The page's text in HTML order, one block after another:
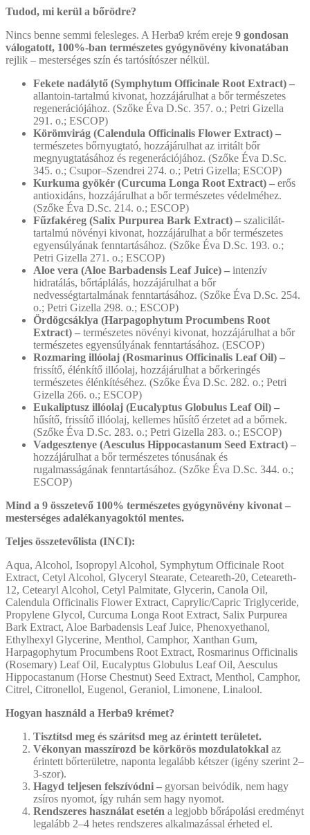
Tudod, mi kerül a bőrödre?
Nincs benne semmi felesleges. A Herba9 krém ereje 9 gondosan
válogatott, 100%-ban természetes gyógynövény kivonatában
rejlik – mesterséges szín és tartósítószer nélkül.
Fekete nadálytő (Symphytum Officinale Root Extract) –
allantoin-tartalmú kivonat, hozzájárulhat a bőr természetes
regenerációjához. (Szőke Éva D.Sc. 357. o.; Petri Gizella
291. o.; ESCOP)
Körömvirág (Calendula Officinalis Flower Extract) –
természetes bőrnyugtató, hozzájárulhat az irritált bőr
megnyugtatásához és regenerációjához. (Szőke Éva D.Sc.
345. o.; Csupor–Szendrei 274. o.; Petri Gizella; ESCOP)
Kurkuma gyökér (Curcuma Longa Root Extract) – erős
antioxidáns, hozzájárulhat a bőr természetes védelméhez.
(Szőke Éva D.Sc. 214. o.; ESCOP)
Fűzfakéreg (Salix Purpurea Bark Extract) – szalicilát-
tartalmú növényi kivonat, hozzájárulhat a bőr természetes
egyensúlyának fenntartásához. (Szőke Éva D.Sc. 193. o.;
Petri Gizella 271. o.; ESCOP)
Aloe vera (Aloe Barbadensis Leaf Juice) – intenzív
hidratálás, bőrtáplálás, hozzájárulhat a bőr
nedvességtartalmának fenntartásához. (Szőke Éva D.Sc. 254.
o.; Petri Gizella 298. o.; ESCOP)
Ördögcsáklya (Harpagophytum Procumbens Root
Extract) – természetes növényi kivonat, hozzájárulhat a bőr
természetes egyensúlyának fenntartásához. (ESCOP)
Rozmaring illóolaj (Rosmarinus Officinalis Leaf Oil) –
frissítő, élénkítő illóolaj, hozzájárulhat a bőrkeringés
természetes élénkítéséhez. (Szőke Éva D.Sc. 282. o.; Petri
Gizella 266. o.; ESCOP)
Eukaliptusz illóolaj (Eucalyptus Globulus Leaf Oil) –
hűsítő, frissítő illóolaj, kellemes hűsítő érzetet ad a bőrnek.
(Szőke Éva D.Sc. 283. o.; Petri Gizella 283. o.; ESCOP)
Vadgesztenye (Aesculus Hippocastanum Seed Extract) –
hozzájárulhat a bőr természetes tónusának és
rugalmasságának fenntartásához. (Szőke Éva D.Sc. 344. o.;
ESCOP)
Mind a 9 összetevő 100% természetes gyógynövény kivonat –
mesterséges adalékanyagoktól mentes.
Teljes összetevőlista (INCI):
Aqua, Alcohol, Isopropyl Alcohol, Symphytum Officinale Root
Extract, Cetyl Alcohol, Glyceryl Stearate, Ceteareth-20, Ceteareth-
12, Cetearyl Alcohol, Cetyl Palmitate, Glycerin, Canola Oil,
Calendula Officinalis Flower Extract, Caprylic/Capric Triglyceride,
Propylene Glycol, Curcuma Longa Root Extract, Salix Purpurea
Bark Extract, Aloe Barbadensis Leaf Juice, Phenoxyethanol,
Ethylhexyl Glycerine, Menthol, Camphor, Xanthan Gum,
Harpagophytum Procumbens Root Extract, Rosmarinus Officinalis
(Rosemary) Leaf Oil, Eucalyptus Globulus Leaf Oil, Aesculus
Hippocastanum (Horse Chestnut) Seed Extract, Menthol, Camphor,
Citrel, Citronellol, Eugenol, Geraniol, Limonene, Linalool.
Hogyan használd a Herba9 krémet?
Tisztítsd meg és szárítsd meg az érintett területet.
Vékonyan masszírozd be körkörös mozdulatokkal az
érintett bőrterületre, naponta legalább kétszer (igény szerint 2–
3-szor).
Hagyd teljesen felszívódni – gyorsan beivódik, nem hagy
zsíros nyomot, így ruhán sem hagy nyomot.
Rendszeres használat esetén a legjobb bőrápolási eredményt
legalább 2–4 hetes rendszeres alkalmazással érheted el.